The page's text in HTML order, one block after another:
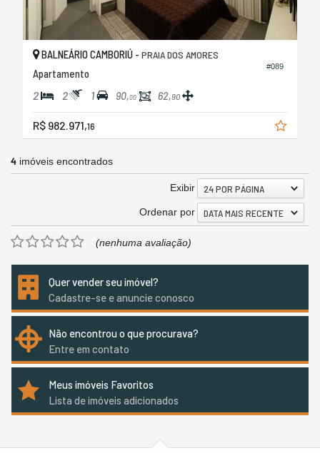
#089
BALNEÁRIO CAMBORIÚ - PRAIA DOS AMORES
Apartamento
2 2 1 90,00 62,90
R$ 982.971,16
4 imóveis encontrados
Exibir 24 POR PÁGINA
Ordenar por DATA MAIS RECENTE
(nenhuma avaliação)
Quer vender seu imóvel?
Cadastre-se e anuncie conosco
Não encontrou o que procurava?
Entre em contato
Meus imóveis Favoritos
Lista de imóveis adicionados